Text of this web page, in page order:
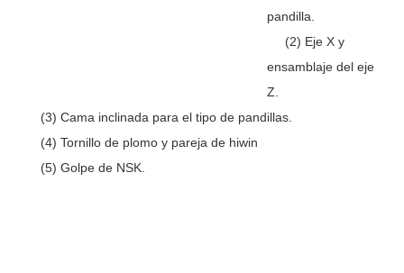
pandilla.
(2) Eje X y
ensamblaje del eje
Z.
(3) Cama inclinada para el tipo de pandillas.
(4) Tornillo de plomo y pareja de hiwin
(5) Golpe de NSK.